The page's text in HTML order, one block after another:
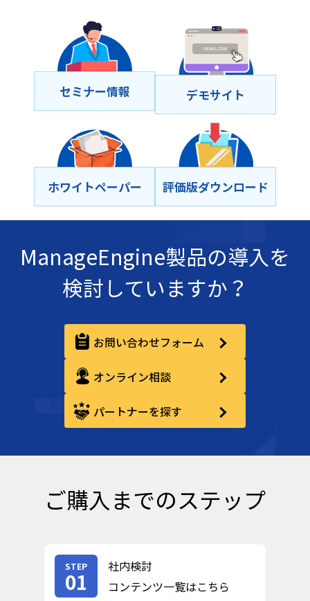
セミナー情報 デモサイト
ホワイトペーパー 評価版ダウンロード
ManageEngine製品の導入を
検討していますか？
お問い合わせフォーム
オンライン相談
パートナーを探す
ご購入までのステップ
STEP
01
社内検討
コンテンツ一覧はこちら